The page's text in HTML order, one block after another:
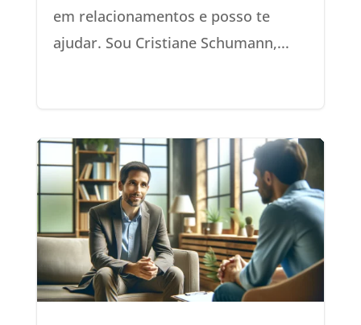
em relacionamentos e posso te
ajudar. Sou Cristiane Schumann,...